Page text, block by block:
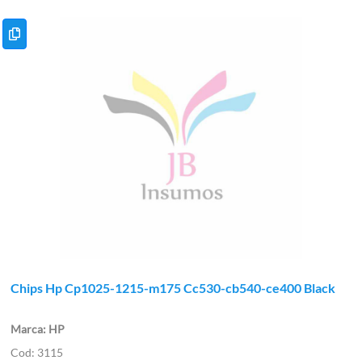
Chips Hp Cp1025-1215-m175 Cc530-cb540-ce400 Black
HP
3115